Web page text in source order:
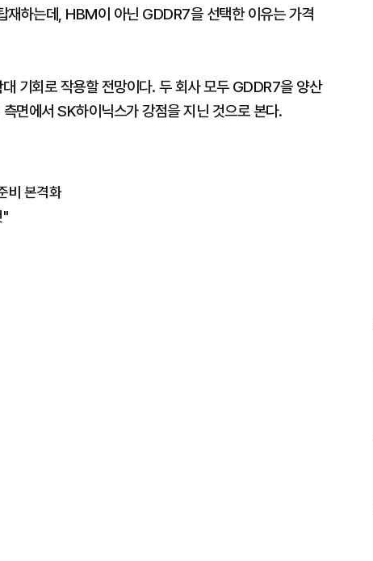
하는데, HBM이 아닌 GDDR7을 선택한 이유는 가격
기회로 작용할 전망이다. 두 회사 모두 GDDR7을 양산
면에서 SK하이닉스가 강점을 지닌 것으로 본다.
비 본격화
"